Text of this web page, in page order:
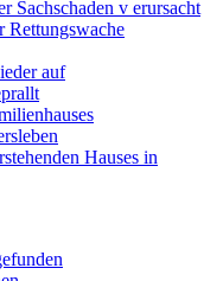
Sachschaden v erursacht
Rettungswache
auf
Hauses in